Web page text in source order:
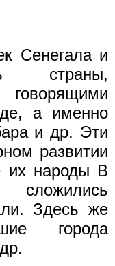
Сенегала и
страны,
говорящими
а именно
и др. Эти
развитии
их народы В
Здесь же
города